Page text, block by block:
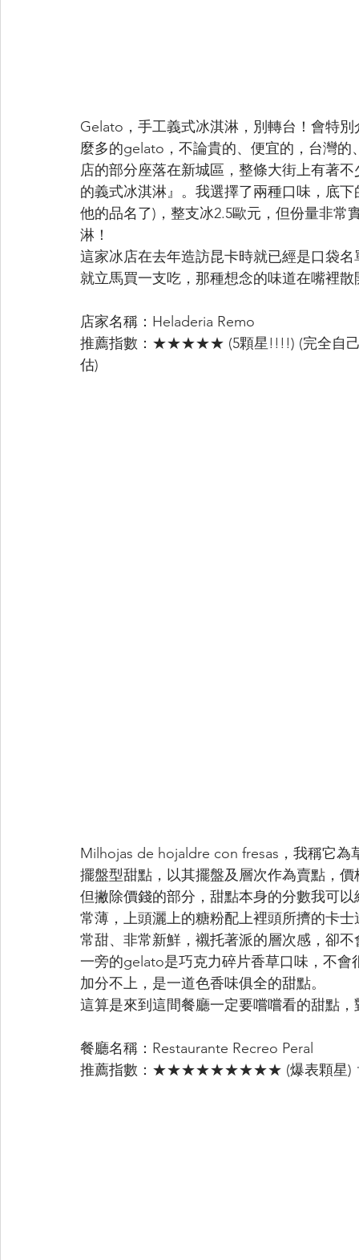
Gelato，手工義式冰淇淋，別轉台！會特
麼多的gelato，不論貴的、便宜的，台灣
店的部分座落在新城區，整條大街上有著
的義式冰淇淋』。我選擇了兩種口味，底
他的品名了)，整支冰2.5歐元，但份量非常
淋！
這家冰店在去年造訪昆卡時就已經是口袋
就立馬買一支吃，那種想念的味道在嘴
店家名稱：Heladeria Remo
推薦指數：★★★★★ (5顆星!!!!) (完全自己
估)
Milhojas de hojaldre con fresas，我稱它
擺盤型甜點，以其擺盤及層次作為賣點，價
但撇除價錢的部分，甜點本身的分數我可
常薄，上頭灑上的糖粉配上裡頭所擠的卡
常甜、非常新鮮，襯托著派的層次感，卻
一旁的gelato是巧克力碎片香草口味，不
加分不上，是一道色香味俱全的甜點。
這算是來到這間餐廳一定要嚐嚐看的甜點
餐廳名稱：Restaurante Recreo Peral
推薦指數：★★★★★★★★★ (爆表顆星)